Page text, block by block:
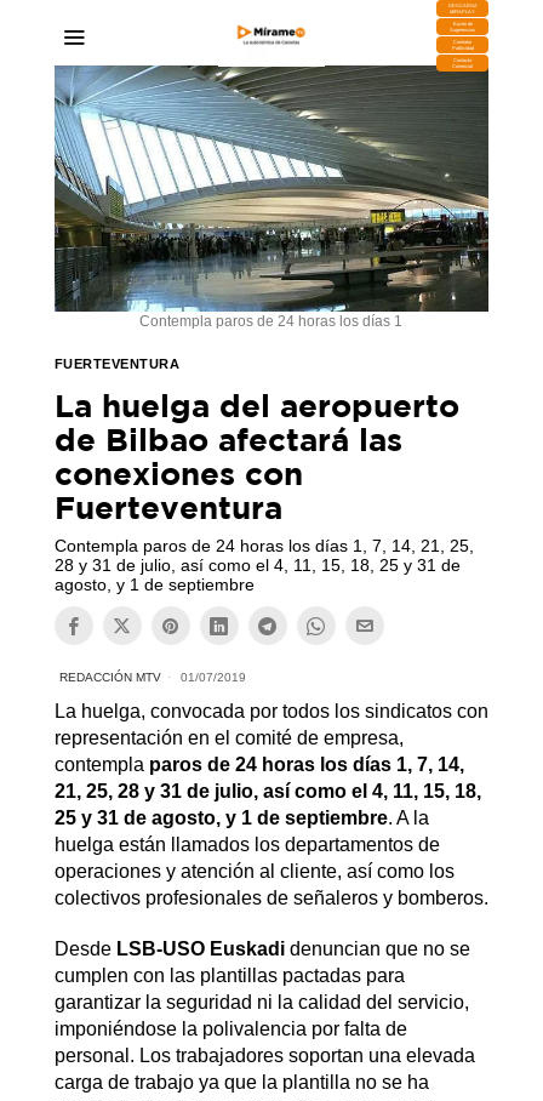
DESCARGA
MIRAPLAY
Buzón de
Sugerencias
Contratar
Publicidad
Contacto
Comercial
Contempla paros de 24 horas los días 1
FUERTEVENTURA
La huelga del aeropuerto
de Bilbao afectará las
conexiones con
Fuerteventura
Contempla paros de 24 horas los días 1, 7, 14, 21, 25,
28 y 31 de julio, así como el 4, 11, 15, 18, 25 y 31 de
agosto, y 1 de septiembre
REDACCIÓN MTV 01/07/2019
La huelga, convocada por todos los sindicatos con
representación en el comité de empresa,
contempla paros de 24 horas los días 1, 7, 14,
21, 25, 28 y 31 de julio, así como el 4, 11, 15, 18,
25 y 31 de agosto, y 1 de septiembre. A la
huelga están llamados los departamentos de
operaciones y atención al cliente, así como los
colectivos profesionales de señaleros y bomberos.
DesdeLSB-USO Euskadidenuncian que no se
cumplen con las plantillas pactadas para
garantizar la seguridad ni la calidad del servicio,
imponiéndose la polivalencia por falta de
personal. Los trabajadores soportan una elevada
carga de trabajo ya que la plantilla no se ha